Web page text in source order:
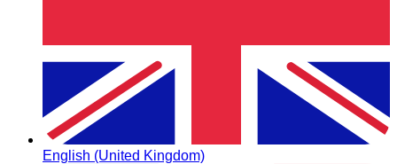
English (United Kingdom)